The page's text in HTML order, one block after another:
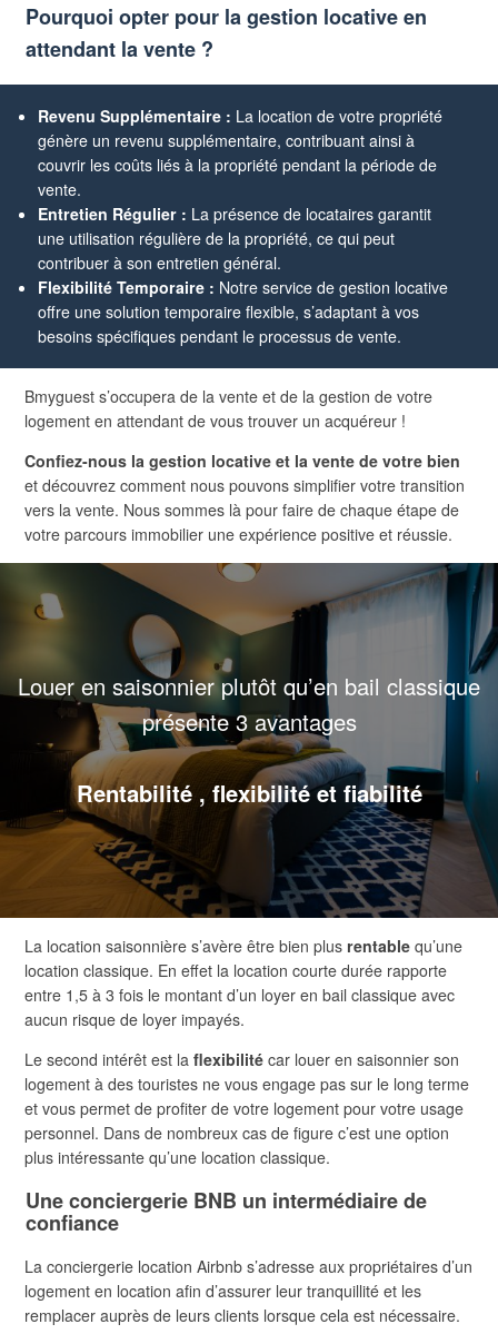
Pourquoi opter pour la gestion locative en
attendant la vente ?
Revenu Supplémentaire : La location de votre propriété
génère un revenu supplémentaire, contribuant ainsi à
couvrir les coûts liés à la propriété pendant la période de
vente.
Entretien Régulier : La présence de locataires garantit
une utilisation régulière de la propriété, ce qui peut
contribuer à son entretien général.
Flexibilité Temporaire : Notre service de gestion locative
offre une solution temporaire flexible, s’adaptant à vos
besoins spécifiques pendant le processus de vente.
Bmyguest s’occupera de la vente et de la gestion de votre
logement en attendant de vous trouver un acquéreur !
Confiez-nous la gestion locative et la vente de votre bien
et découvrez comment nous pouvons simplifier votre transition
vers la vente. Nous sommes là pour faire de chaque étape de
votre parcours immobilier une expérience positive et réussie.
Louer en saisonnier plutôt qu’en bail classique
présente 3 avantages
Rentabilité , flexibilité et fiabilité
La location saisonnière s’avère être bien plus rentable qu’une
location classique. En effet la location courte durée rapporte
entre 1,5 à 3 fois le montant d’un loyer en bail classique avec
aucun risque de loyer impayés.
Le second intérêt est laflexibilitécar louer en saisonnier son
logement à des touristes ne vous engage pas sur le long terme
et vous permet de profiter de votre logement pour votre usage
personnel. Dans de nombreux cas de figure c’est une option
plus intéressante qu’une location classique.
Une conciergerie BNB un intermédiaire de
confiance
La conciergerie location Airbnb s’adresse aux propriétaires d’un
logement en location afin d’assurer leur tranquillité et les
remplacer auprès de leurs clients lorsque cela est nécessaire.